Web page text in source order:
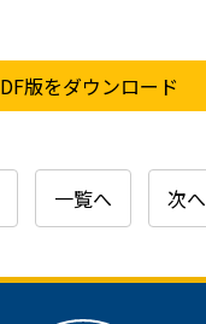
版をダウンロード
一覧へ 次へ